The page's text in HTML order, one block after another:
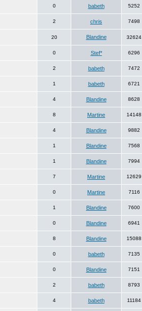
0 babeth 5252
2 chris 7498
20 Blandine 32624
0 Stef* 6296
2 babeth 7472
1 babeth 6721
4 Blandine 8628
8 Martine 14148
4 Blandine 9882
1 Blandine 7568
1 Blandine 7994
7 Martine 12629
0 Martine 7116
1 Blandine 7600
0 Blandine 6941
8 Blandine 15088
0 babeth 7135
0 Blandine 7151
2 babeth 8793
4 babeth 11184